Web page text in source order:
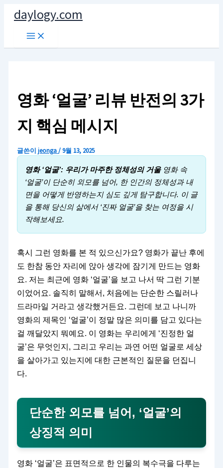
daylogy.com
Main
영화 ‘얼굴’ 리뷰 반전의 3가
지 핵심 메시지
글쓴이jeonga/9월 13, 2025
영화 ‘얼굴’: 우리가 마주한 정체성의 거울영화 속
‘얼굴’이 단순히 외모를 넘어, 한 인간의 정체성과 내
면을 어떻게 반영하는지 심도 깊게 탐구합니다. 이 글
을 통해 당신의 삶에서 ‘진짜 얼굴’을 찾는 여정을 시
작해보세요.
혹시 그런 영화를 본 적 있으신가요? 영화가 끝난 후에
도 한참 동안 자리에 앉아 생각에 잠기게 만드는 영화
요. 저는 최근에 영화 ‘얼굴’을 보고 나서 딱 그런 기분
이었어요. 솔직히 말해서, 처음에는 단순한 스릴러나
드라마일 거라고 생각했거든요. 그런데 보고 나니까
영화의 제목인 ‘얼굴’이 정말 많은 의미를 담고 있다는
걸 깨달았지 뭐예요. 이 영화는 우리에게 ‘진정한 얼
굴’은 무엇인지, 그리고 우리는 과연 어떤 얼굴로 세상
을 살아가고 있는지에 대한 근본적인 질문을 던집니
다.
단순한 외모를 넘어, ‘얼굴’의
상징적 의미
영화 ‘얼굴’은 표면적으로 한 인물의 복수극을 다루는